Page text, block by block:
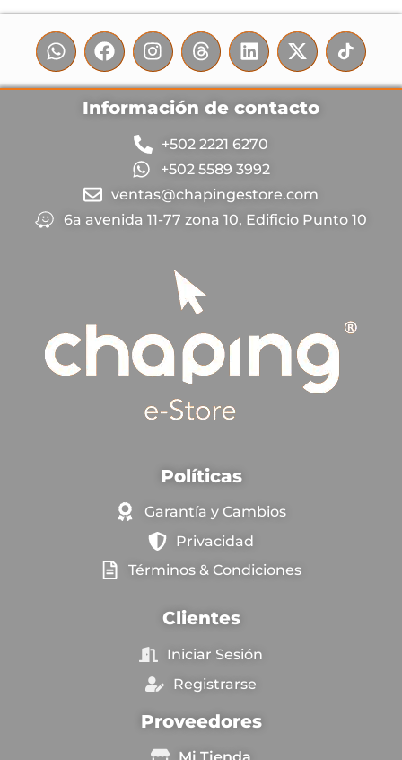
Información de contacto
+502 2221 6270
+502 5589 3992
ventas@chapingestore.com
6a avenida 11-77 zona 10, Edificio Punto 10
Políticas
Garantía y Cambios
Privacidad
Términos & Condiciones
Clientes
Iniciar Sesión
Registrarse
Proveedores